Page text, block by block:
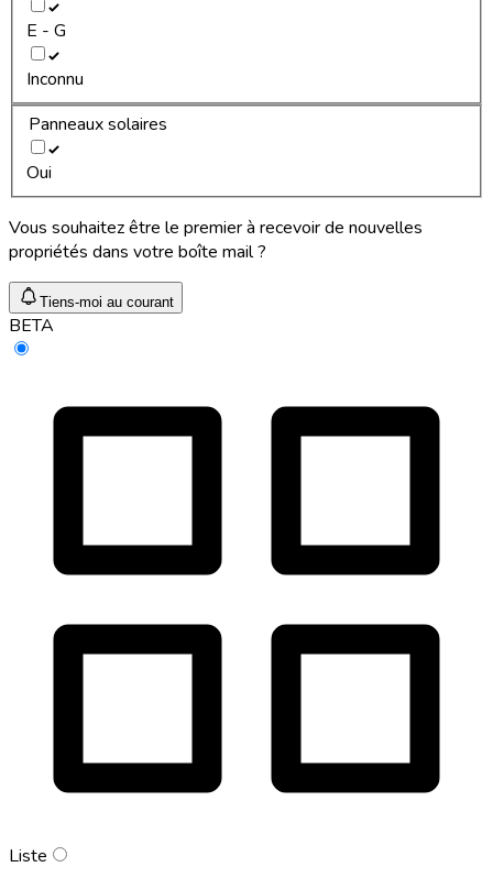
E - G
Inconnu
Panneaux solaires
Oui
Vous souhaitez être le premier à recevoir de nouvelles
propriétés dans votre boîte mail ?
Tiens-moi au courant
BETA
Liste